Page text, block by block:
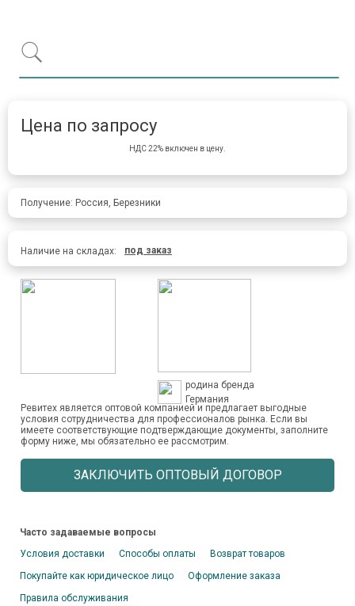
Цена по запросу
НДС 22% включен в цену.
Получение: Россия, Березники
Наличие на складах: под заказ
родина бренда
Германия
Ревитех является оптовой компанией и предлагает выгодные
условия сотрудничества для профессионалов рынка. Если вы
имеете соответствующие подтверждающие документы, заполните
форму ниже, мы обязательно ее рассмотрим.
ЗАКЛЮЧИТЬ ОПТОВЫЙ ДОГОВОР
Часто задаваемые вопросы
Условия доставки
Способы оплаты
Возврат товаров
Покупайте как юридическое лицо
Оформление заказа
Правила обслуживания